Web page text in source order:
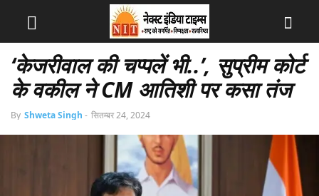
‘केजरीवाल की चप्पलें भी..’, सुप्रीम कोर्ट
के वकील ने CM आतिशी पर कसा तंज
By Shweta Singh - सितम्बर 24, 2024